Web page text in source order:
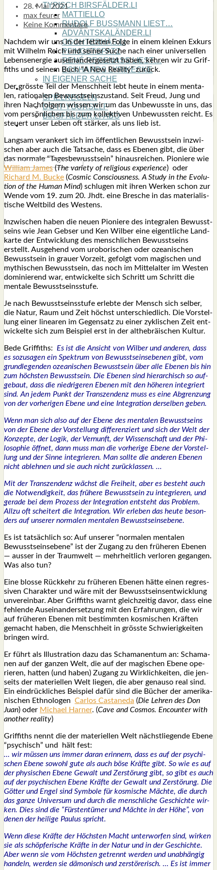
TYPISCH BIRSFÄLDER.LI
MATTIELLO
RUDOLF BUSS­MANN LIEST…
ADVÄNTSKALÄNDER.LI
OSCHTERHÄS.LI
PFINGST­SPATZ
RENÉ REGEN­ASS LIEST…
ECK­HARDS LYRIK­ECKE
IN EIGE­NER SACHE
SO GOOT’S
SPIEL­RE­GELN
DO-IT-YOUR­S­ELF
BIRSFÄLDER.LI-ABO
SHOUT­BOX
28. Mai 2021
max feurer
Keine Kommentare
Nach­dem wir uns in der letz­ten Fol­ge in einem klei­nen Exkurs
mit Wil­helm Reich und sei­ner Suche nach einer uni­ver­sel­len
Lebens­en­er­gie aus­ein­an­der­ge­setzt haben, keh­ren wir zu Grif­
fiths und sei­nem Buch “A New Rea­li­ty” zurück.
Der gröss­te Teil der Mensch­heit lebt heu­te in einem men­ta­
len, ratio­na­len Bewusst­seins­zu­stand. Seit Freud, Jung und
ihren Nach­fol­gern wis­sen wir um das Unbe­wuss­te in uns, das
vom per­sön­li­chen bis zum kol­lek­ti­ven Unbe­wuss­ten reicht. Es
steu­ert unser Leben oft stär­ker, als uns lieb ist.
Lang­sam ver­an­kert sich im öffent­li­chen Bewusst­sein inzwi­
schen aber auch die Tat­sa­che, dass es Ebe­nen gibt, die über
das nor­ma­le “Tages­be­wusst­sein” hin­aus­rei­chen. Pio­nie­re wie
Wil­liam James(The varie­ty of reli­gious expe­ri­ence) oder
Richard M. Bucke (Cos­mic Con­scious­ness. A Stu­dy in the Evo­lu­
ti­on of the Human Mind) schlu­gen mit ihren Wer­ken schon zur
Wen­de vom 19. zum 20. Jhdt. eine Bre­sche in das mate­ria­lis­
ti­sche Welt­bild des Wes­tens.
Inzwi­schen haben die neu­en Pio­nie­re des inte­gra­len Bewusst­
seins wie Jean Gebser und Ken Wil­ber eine eigent­li­che Land­
kar­te der Ent­wick­lung des mensch­li­chen Bewusst­seins
erstellt. Aus­ge­hend vom urob­ori­schen oder ozea­ni­schen
Bewusst­sein in grau­er Vor­zeit, gefolgt vom magi­schen und
mythi­schen Bewusst­sein, das noch im Mit­tel­al­ter im Wes­ten
domi­nie­rend war, ent­wi­ckel­te sich Schritt um Schritt die
men­ta­le Bewusst­seins­stu­fe.
Je nach Bewusst­seins­stu­fe erleb­te der Mensch sich sel­ber,
die Natur, Raum und Zeit höchst unter­schied­lich. Die Vor­stel­
lung einer linea­ren im Gegen­satz zu einer zykli­schen Zeit ent­
wi­ckel­te sich zum Bei­spiel erst in der alt­he­bräi­schen Kul­tur.
Bede Grif­fiths: Es ist die Ansicht von Wil­ber und ande­ren, dass
es sozu­sa­gen ein Spek­trum von Bewusst­seins­ebe­nen gibt, vom
grund­le­gen­den ozea­ni­schen Bewusst­sein über alle Ebe­nen bis hin
zum höchs­ten Bewusst­sein. Die Ebe­nen sind hier­ar­chisch so auf­
ge­baut, dass die nied­ri­ge­ren Ebe­nen mit den höhe­ren inte­griert
sind. An jedem Punkt der Tran­szen­denz muss es eine Abgren­zung
von der vor­he­ri­gen Ebe­ne und eine Inte­gra­ti­on der­sel­ben geben.
Wenn man sich also auf der Ebe­ne des men­ta­len Bewusst­seins
von der Ebe­ne der Vor­stel­lung dif­fe­ren­ziert und sich der Welt der
Kon­zep­te, der Logik, der Ver­nunft, der Wis­sen­schaft und der Phi­
lo­so­phie öff­net, dann muss man die vor­he­ri­ge Ebe­ne der Vor­stel­
lung und der Sin­ne inte­grie­ren. Man soll­te die ande­ren Ebe­nen
nicht ableh­nen und sie auch nicht zurück­las­sen. …
Mit der Tran­szen­denz wächst die Frei­heit, aber es besteht auch
die Not­wen­dig­keit, das frü­he­re Bewusst­sein zu inte­grie­ren, und
gera­de bei dem Pro­zess der Inte­gra­ti­on ent­steht das Pro­blem.
All­zu oft schei­tert die Inte­gra­ti­on. Wir erle­ben das heu­te beson­
ders auf unse­rer nor­ma­len men­ta­len Bewusst­seins­ebe­ne.
Es ist tat­säch­lich so: Auf unse­rer “nor­ma­len men­ta­len
Bewusst­seins­ebe­ne” ist der Zugang zu den frü­he­ren Ebe­nen
— aus­ser in der Traum­welt — mehr­heit­lich ver­lo­ren gegan­gen.
Was also tun?
Eine blos­se Rück­kehr zu frü­he­ren Ebe­nen hät­te einen regres­
si­ven Cha­rak­ter und wäre mit der Bewusst­seins­ent­wick­lung
unver­ein­bar. Aber Grif­fiths warnt gleich­zei­tig davor, dass eine
feh­len­de Aus­ein­an­der­set­zung mit den Erfah­run­gen, die wir
auf frü­he­ren Ebe­nen mit bestimm­ten kos­mi­schen Kräf­ten
gemacht haben, die Mensch­heit in gröss­te Schwie­rig­kei­ten
brin­gen wird.
Er führt als Illus­tra­ti­on dazu das Scha­ma­nen­tum an: Scha­ma­
nen auf der gan­zen Welt, die auf der magi­schen Ebe­ne ope­
rie­ren, hat­ten (und haben) Zugang zu Wirk­lich­kei­ten, die jen­
seits der mate­ri­el­len Welt lie­gen, die aber genau­so real sind.
Ein ein­drück­li­ches Bei­spiel dafür sind die Bücher der ame­ri­ka­
ni­schen Eth­no­lo­gen Car­los Casta­ne­da (Die Leh­ren des Don
Juan) oder Micha­el Harner. (Cave and Cos­mos. Encoun­ter with
ano­ther rea­li­ty)
Grif­fiths nennt die der mate­ri­el­len Welt nächst­lie­gen­de Ebe­ne
“psy­chisch” und hält fest:
… wir müs­sen uns immer dar­an erin­nern, dass es auf der psy­chi­
schen Ebe­ne sowohl gute als auch böse Kräf­te gibt. So wie es auf
der phy­si­schen Ebe­ne Gewalt und Zer­stö­rung gibt, so gibt es auch
auf der psy­chi­schen Ebe­ne Kräf­te der Gewalt und Zer­stö­rung. Die
Göt­ter und Engel sind Sym­bo­le für kos­mi­sche Mäch­te, die durch
das gan­ze Uni­ver­sum und durch die mensch­li­che Geschich­te wir­
ken. Dies sind die “Fürs­ten­tü­mer und Mäch­te in der Höhe”, von
denen der hei­li­ge Pau­lus spricht.
Wenn die­se Kräf­te der Höchs­ten Macht unter­wor­fen sind, wir­ken
sie als schöp­fe­ri­sche Kräf­te in der Natur und in der Geschich­te.
Aber wenn sie vom Höchs­ten getrennt wer­den und unab­hän­gig
han­deln, wer­den sie dämo­nisch und zer­stö­re­risch. … Es ist immer